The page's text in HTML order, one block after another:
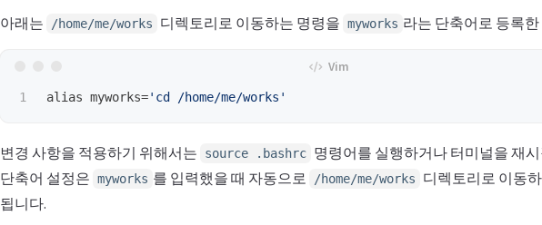
아래는 /home/me/works 디렉토리로 이동하는 명령을 myworks 라는 단축어로 등록
alias myworks='cd /home/me/works'
변경 사항을 적용하기 위해서는 source .bashrc 명령어를 실행하거나 터미널을 재
단축어 설정은 myworks 를 입력했을 때 자동으로 /home/me/works
디렉토리로 이동
됩니다.